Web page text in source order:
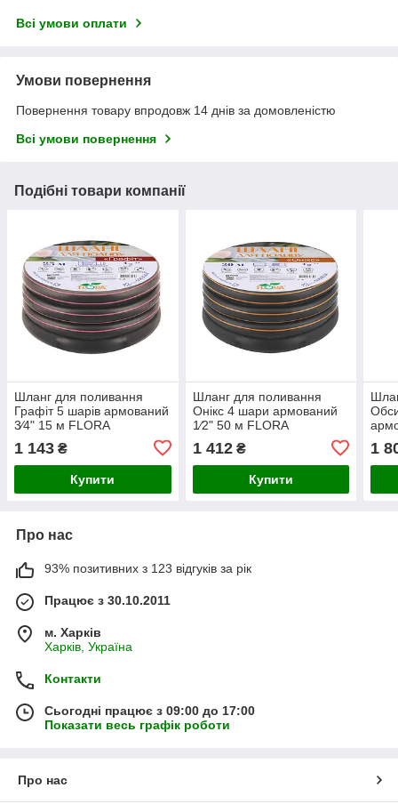
Всі умови оплати
Умови повернення
Повернення товару впродовж 14 днів за домовленістю
Всі умови повернення
Подібні товари компанії
Шланг для поливання
Графіт 5 шарів армований
3⁄4" 15 м FLORA
1 143 ₴
Купити
Шланг для поливання
Онікс 4 шари армований
1⁄2" 50 м FLORA
1 412₴
Купити
1
Про нас
93% позитивних з 123 відгуків за рік
Працює з 30.10.2011
м. Харків
Харків, Україна
Контакти
Сьогодні працює з 09:00 до 17:00
Показати весь графік роботи
Про нас